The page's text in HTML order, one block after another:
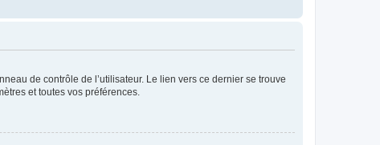
de contrôle de l’utilisateur. Le lien vers ce dernier se trouve
et toutes vos préférences.